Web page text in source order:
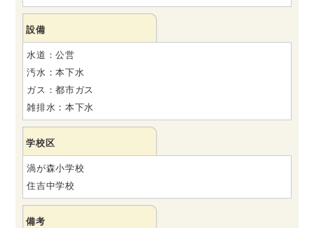
設備
水道：公営
汚水：本下水
ガス：都市ガス
雑排水：本下水
学校区
渦が森小学校
住吉中学校
備考